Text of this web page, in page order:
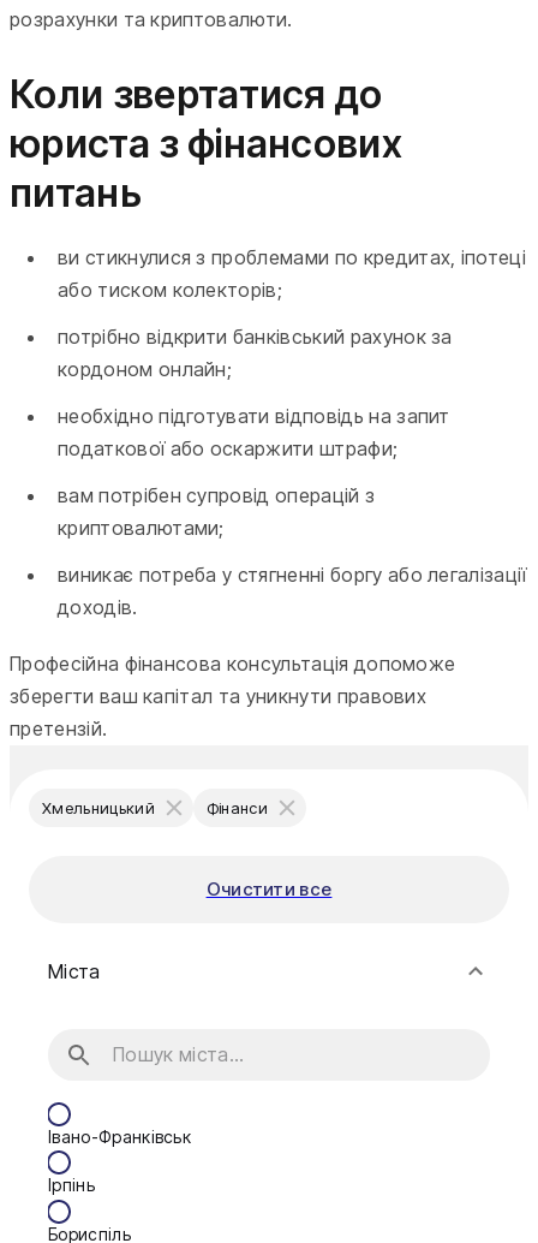
розрахунки та криптовалюти.
Коли звертатися до
юриста з фінансових
питань
ви стикнулися з проблемами по кредитах, іпотеці
або тиском колекторів;
потрібно відкрити банківський рахунок за
кордоном онлайн;
необхідно підготувати відповідь на запит
податкової або оскаржити штрафи;
вам потрібен супровід операцій з
криптовалютами;
виникає потреба у стягненні боргу або легалізації
доходів.
Професійна фінансова консультація допоможе
зберегти ваш капітал та уникнути правових
претензій.
Хмельницький Фінанси
Очистити все
Міста
Івано-Франківськ
Ірпінь
Бориспіль